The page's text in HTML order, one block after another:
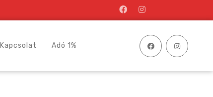
Kapcsolat Adó 1%